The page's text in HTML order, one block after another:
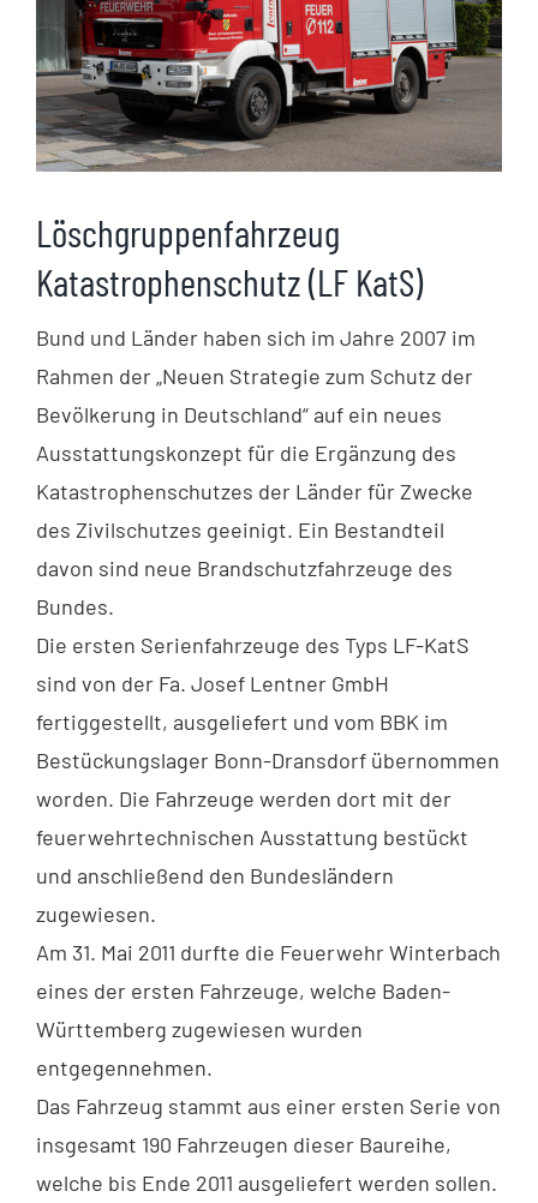
Löschgruppenfahrzeug
Katastrophenschutz (LF KatS)
Bund und Länder haben sich im Jahre 2007 im
Rahmen der „Neuen Strategie zum Schutz der
Bevölkerung in Deutschland“ auf ein neues
Ausstattungskonzept für die Ergänzung des
Katastrophenschutzes der Länder für Zwecke
des Zivilschutzes geeinigt. Ein Bestandteil
davon sind neue Brandschutzfahrzeuge des
Bundes.
Die ersten Serienfahrzeuge des Typs LF-KatS
sind von der Fa. Josef Lentner GmbH
fertiggestellt, ausgeliefert und vom BBK im
Bestückungslager Bonn-Dransdorf übernommen
worden. Die Fahrzeuge werden dort mit der
feuerwehrtechnischen Ausstattung bestückt
und anschließend den Bundesländern
zugewiesen.
Am 31. Mai 2011 durfte die Feuerwehr Winterbach
eines der ersten Fahrzeuge, welche Baden-
Württemberg zugewiesen wurden
entgegennehmen.
Das Fahrzeug stammt aus einer ersten Serie von
insgesamt 190 Fahrzeugen dieser Baureihe,
welche bis Ende 2011 ausgeliefert werden sollen.